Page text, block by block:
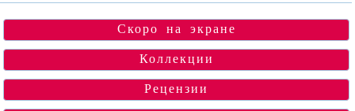
Скоро на экране
Коллекции
Рецензии